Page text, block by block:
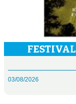
03/08/2026